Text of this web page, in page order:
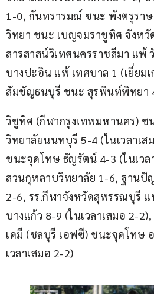
1-0, กันทรารมณ์ ชนะ พังตรุราษ
วิทยา ชนะ เบญจมราชูทิศ จังห
สารสาสน์วิเทศนครราชสีมา แพ้
บางปะอิน แพ้ เทศบาล 1 (เยี่ยม
สัมชัญธนบุรี ชนะ สุรพินท์พิทยา
วิชูทิศ (กีฬากรุงเทพมหานคร)
วิทยาลัยนนทบุรี 5-4 (ในเวลาเ
ชนะจุดโทษ ธัญรัตน์ 4-3 (ในเว
สวนกุหลาบวิทยาลัย 1-6, ฐาน
2-6, รร.กีฬาจังหวัดสุพรรณบุรี
บางแก้ว 8-9 (ในเวลาเสมอ 2-
เดมี (ชลบุรี เอฟซี) ชนะจุดโทษ
เวลาเสมอ 2-2)